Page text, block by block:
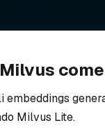
Milvus Lite.